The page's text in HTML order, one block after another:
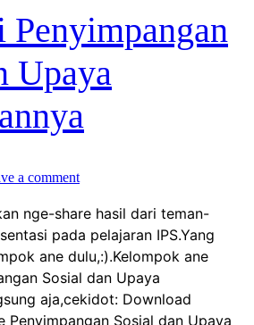
Penyimpangan
Upaya
a comment
nge-share hasil dari teman-
pada pelajaran IPS.Yang
ane dulu,:).Kelompok ane
Sosial dan Upaya
aja,cekidot: Download
Penyimpangan Sosial dan Upaya